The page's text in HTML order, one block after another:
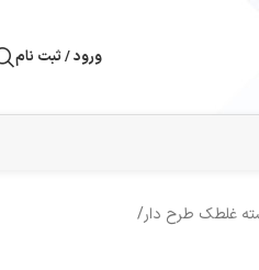
ورود / ثبت نام
غلطک طرح دار/